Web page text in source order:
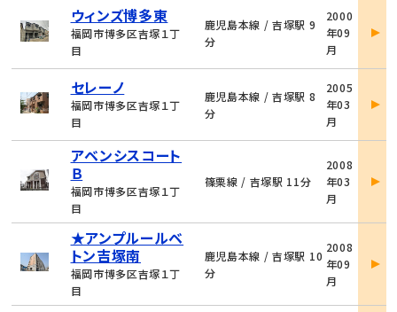
ウィンズ博多東
福岡市博多区吉塚１丁
目
鹿児島本線 / 吉塚駅 9
分
2000
年09
月
詳
セレーノ
福岡市博多区吉塚１丁
目
鹿児島本線 / 吉塚駅 8
分
2005
年03
月
詳
アベンシスコート
Ｂ
福岡市博多区吉塚１丁
目
篠栗線 / 吉塚駅 11分
2008
年03
月
詳
★アンプルールベ
トン吉塚南
福岡市博多区吉塚１丁
目
鹿児島本線 / 吉塚駅 10
分
2008
年09
月
詳